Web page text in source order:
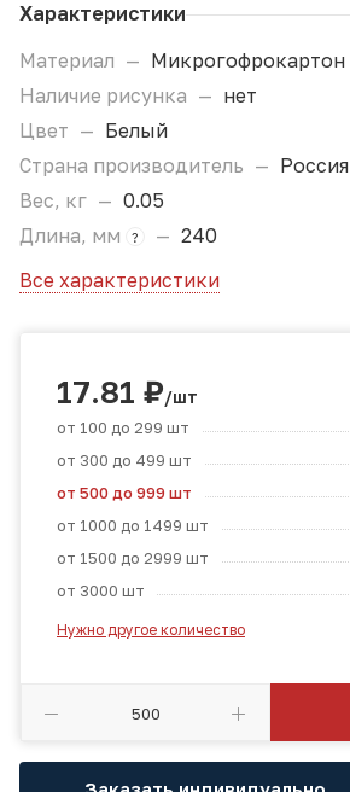
Характеристики
Материал — Микрогофрокартон
Наличие рисунка — нет
Цвет — Белый
Страна производитель — Россия
Вес, кг — 0.05
Длина, мм
? — 240
Все характеристики
17.81 ₽/шт
от 100 до 299 шт
от 300 до 499 шт
от 500 до 999 шт
от 1000 до 1499 шт
от 1500 до 2999 шт
от 3000 шт
Нужно другое количество